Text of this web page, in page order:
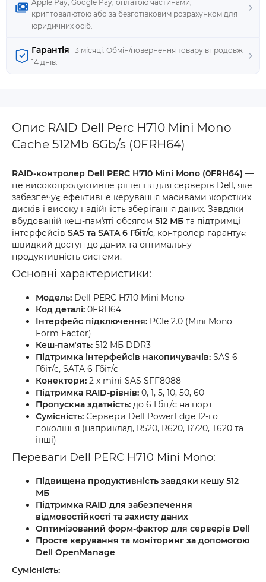
Apple Pay, Google Pay, оплатою частинами,
криптовалютою або за безготівковим розрахунком для
юридичних осіб.
Гарантія
3 місяці. Обмін/повернення товару впродовж
14 днів.
Опис RAID Dell Perc H710 Mini Mono
Cache 512Mb 6Gb/s (0FRH64)
RAID-контролер Dell PERC H710 Mini Mono (0FRH64) —
це високопродуктивне рішення для серверів Dell, яке
забезпечує ефективне керування масивами жорстких
дисків і високу надійність зберігання даних. Завдяки
вбудованій кеш-памʼяті обсягом 512 МБ та підтримці
інтерфейсів SAS та SATA 6 Гбіт/с, контролер гарантує
швидкий доступ до даних та оптимальну
продуктивність системи.
Основні характеристики:
Модель: Dell PERC H710 Mini Mono
Код деталі: 0FRH64
Інтерфейс підключення: PCIe 2.0 (Mini Mono
Form Factor)
Кеш-памʼять: 512 МБ DDR3
Підтримка інтерфейсів накопичувачів: SAS 6
Гбіт/с, SATA 6 Гбіт/с
Конектори: 2 x mini-SAS SFF8088
Підтримка RAID-рівнів: 0, 1, 5, 10, 50, 60
Пропускна здатність: до 6 Гбіт/с на порт
Сумісність: Сервери Dell PowerEdge 12-го
покоління (наприклад, R520, R620, R720, T620 та
інші)
Переваги Dell PERC H710 Mini Mono:
Підвищена продуктивність завдяки кешу 512
МБ
Підтримка RAID для забезпечення
відмовостійкості та захисту даних
Оптимізований форм-фактор для серверів Dell
Просте керування та моніторинг за допомогою
Dell OpenManage
Сумісність: